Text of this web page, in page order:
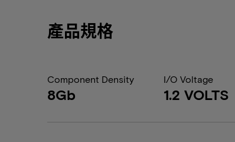
產品規格
Component Density
8Gb
I/O Voltage
1.2 VOLTS